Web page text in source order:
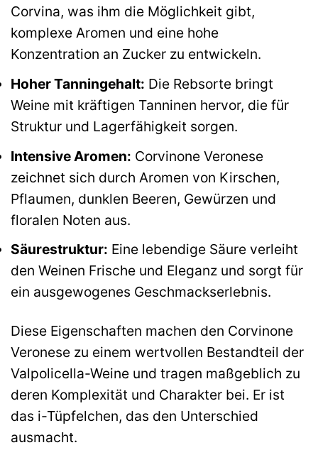
Corvina, was ihm die Möglichkeit gibt,
komplexe Aromen und eine hohe
Konzentration an Zucker zu entwickeln.
Hoher Tanningehalt: Die Rebsorte bringt
Weine mit kräftigen Tanninen hervor, die für
Struktur und Lagerfähigkeit sorgen.
Intensive Aromen: Corvinone Veronese
zeichnet sich durch Aromen von Kirschen,
Pflaumen, dunklen Beeren, Gewürzen und
floralen Noten aus.
Säurestruktur: Eine lebendige Säure verleiht
den Weinen Frische und Eleganz und sorgt für
ein ausgewogenes Geschmackserlebnis.
Diese Eigenschaften machen den Corvinone
Veronese zu einem wertvollen Bestandteil der
Valpolicella-Weine und tragen maßgeblich zu
deren Komplexität und Charakter bei. Er ist
das i-Tüpfelchen, das den Unterschied
ausmacht.